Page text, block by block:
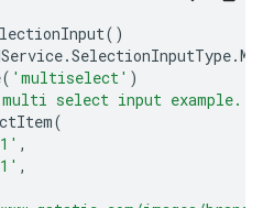
()
.SelectionInputType.
( 'multiselect' )
select input example.'
(
,
,